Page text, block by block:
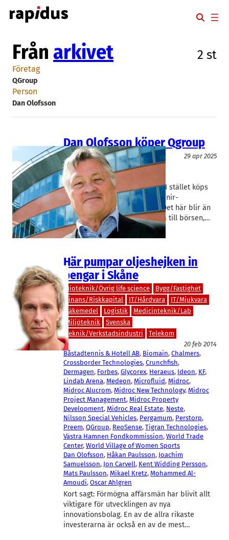
Hoppa
till
Från arkivet 2 st
Företag
QGroup
Person
Dan Olofsson
Dan Olofsson köper Qgroup
IT/Mjukvara
29 apr 2025
Danir
Nexer Group
QGroup
Dan Olofsson, Jon Carvell
Qgroup skrotar börsplanerna. I stället köps
IT-konsultkoncernen upp av Danir-
kontrollerade Nexer Group. – Det här blir än
mycket bättre lösning än att gå till börsen,…
Här pumpar oljeshejken in
pengar i Skåne
Bioteknik/Övrig life science
Bygg/Fastighet
Finans/Riskkapital
IT/Hårdvara
IT/Mjukvara
Läkemedel
Logistik
Medicinteknik/Lab
Miljöteknik
Svenska
Teknik/Verkstadsindustri
Telekom
20 feb 2014
Båstadtennis & Hotell AB, Biomain, Chalmers
Crossborder Technologies, Crunchfish
Dermagen, Forbes, Glycorex, Heraeus, Ideon, KF
Lindab Arena, Medeon, Microfluid, Midroc
Midroc Alucrom, Midroc New Technology, Midroc
Project Management, Midroc Property
Development, Midroc Real Estate, Neste
Nilsson Special Vehicles, Pergamum, Perstorp
Preem, QGroup, ReoSense, Tigran Technologies
Västra Hamnen Fondkommission, World Trade
Center, World Village of Women Sports
Dan Olofsson, Håkan Paulsson, Joachim
Samuelsson, Jon Carvell, Kent Widding Persson
Mats Paulsson, Mikael Kretz, Mohammed Al-
Amoudi, Oscar Ahlgren
Kort sagt: Förmögna affärsmän har blivit allt
viktigare för utvecklingen av nya
innovationsbolag. En av de allra rikaste
investerarna är också en av de mest…